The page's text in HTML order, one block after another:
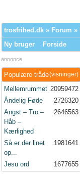
trosfrihed.dk » Forum »
Ny bruger
Forside
annonce
(visninger)
Populære tråde
Mellemrummet 20959472
Åndelig Føde
2726320
Angst – Tro –
Håb –
Kærlighed
2646563
Så er der linet
op...
1981641
Jesu ord 1677655